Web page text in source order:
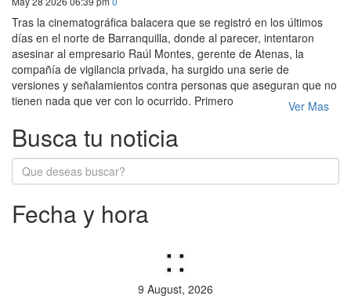
Tras la cinematográfica balacera que se registró en los últimos
días en el norte de Barranquilla, donde al parecer, intentaron
asesinar al empresario Raúl Montes, gerente de Atenas, la
compañía de vigilancia privada, ha surgido una serie de
versiones y señalamientos contra personas que aseguran que no
tienen nada que ver con lo ocurrido. Primero
Ver Mas
Busca tu noticia
Fecha y hora
::
9 August, 2026